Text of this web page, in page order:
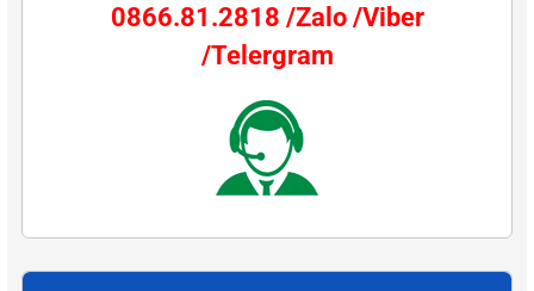
0866.81.2818 /Zalo /Viber
/Telergram